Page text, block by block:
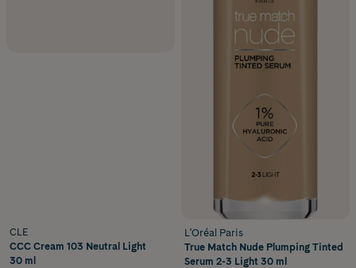
CLE
CCC Cream 103 Neutral Light
30 ml
L'Oréal Paris
True Match Nude Plumping Tinted
Serum 2-3 Light 30 ml